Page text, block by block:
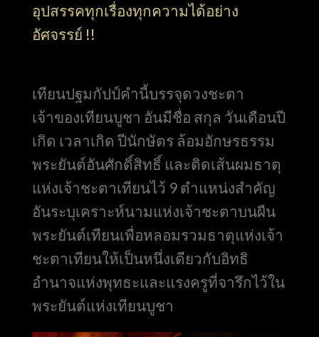
อุปสรรคทุกเรื่องทุกความได้อย่าง
อัศจรรย์ !!
เทียนปฐมกัปป์คำนี้บรรจุดวงชะตา
เจ้าของเทียนบูชา อันมีชื่อ สกุล วันเดือนปี
เกิด เวลาเกิด ปีนักษัตร ล้อมอักษรธรรม
พระยันต์อันศักดิ์สิทธิ์ และติดเส้นผมธาตุ
แห่งเจ้าชะตาเทียนไว้ 9 ตำแหน่งสำคัญ
อันระบุเคราะห์นามแห่งเจ้าชะตาบนผืน
พระยันต์เทียนเพื่อหลอมรวมธาตุแห่งเจ้า
ชะตาเทียนให้เป็นหนึ่งเดียวกับอิทธิ
อำนาจแห่งพุทธะและแรงครูที่จารึกไว้ใน
พระยันต์แห่งเทียนบูชา